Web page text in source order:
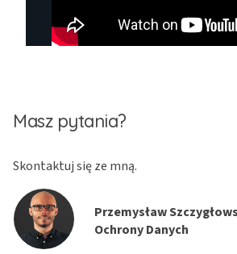
Masz pytania?
Skontaktuj się ze mną.
Przemysław
Ochrony Danych